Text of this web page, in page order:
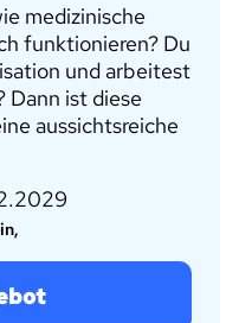
medizinische
funktionieren? Du
und arbeitest
Dann ist diese
aussichtsreiche